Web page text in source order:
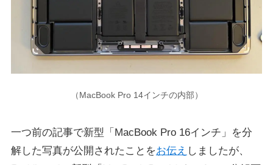
（MacBook Pro 14インチの内部）
一つ前の記事で新型「MacBook Pro 16インチ」を分
解した写真が公開されたことをお伝え しましたが、